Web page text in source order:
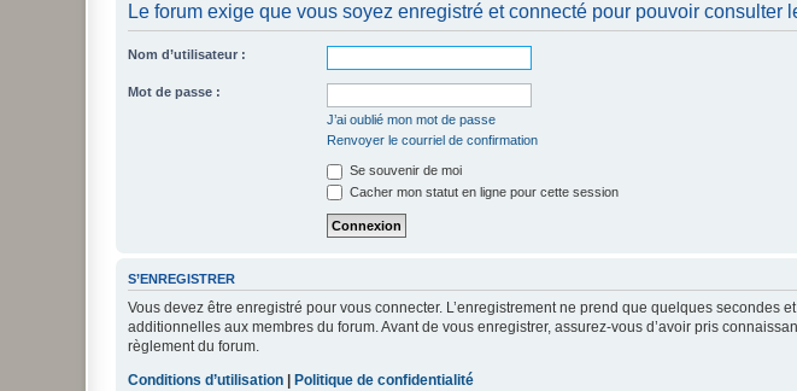
Le forum exige que vous soyez enregistré et connecté pour pouvoir consulter
Nom d’utilisateur :
Mot de passe :
J’ai oublié mon mot de passe
Renvoyer le courriel de confirmation
Se souvenir de moi
Cacher mon statut en ligne pour cette session
S’ENREGISTRER
Vous devez être enregistré pour vous connecter. L’enregistrement ne prend que quelques
additionnelles aux membres du forum. Avant de vous enregistrer, assurez-vous d’avoir pris
règlement du forum.
Conditions d’utilisation | Politique de confidentialité